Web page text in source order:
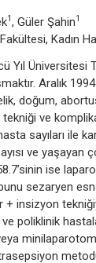
1 , Güler Şahin1
Kadın
Yıl Üniversitesi
Aralık
doğum,
ve
sayıları ile
ve yaşayan
ise
bunu sezaryen
insizyon
poliklinik